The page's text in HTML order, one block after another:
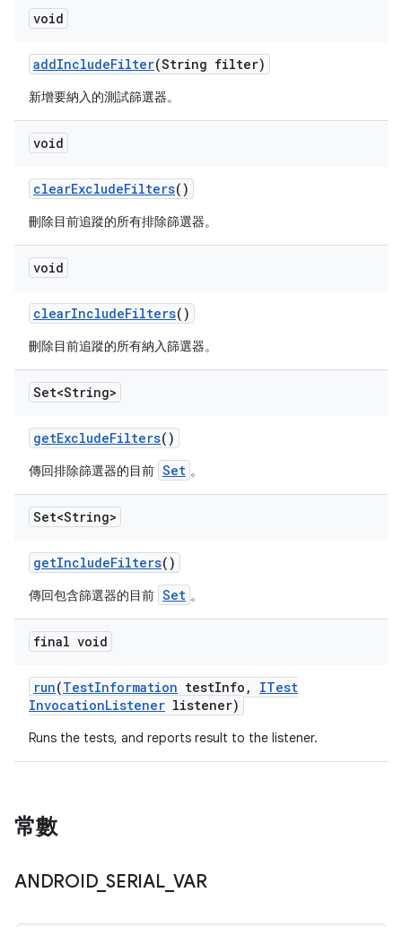
void
addIncludeFilter(String filter)
新增要納入的測試篩選器。
void
clearExcludeFilters()
刪除目前追蹤的所有排除篩選器。
void
clearIncludeFilters()
刪除目前追蹤的所有納入篩選器。
Set<String>
getExcludeFilters()
傳回排除篩選器的目前 Set 。
Set<String>
getIncludeFilters()
傳回包含篩選器的目前 Set 。
final void
run(TestInformation testInfo ,
ITest
InvocationListener listener)
Runs the tests, and reports result to the listener.
常數
ANDROID_ SERIAL_VAR